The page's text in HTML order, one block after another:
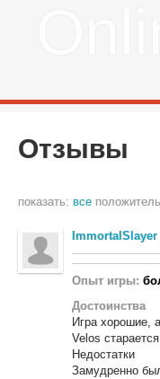
Отзывы
показать: все
ImmortalSlayer
Опыт игры:
Достоинства
Игра хорошие,
Velos
Недостатки
Замудренно